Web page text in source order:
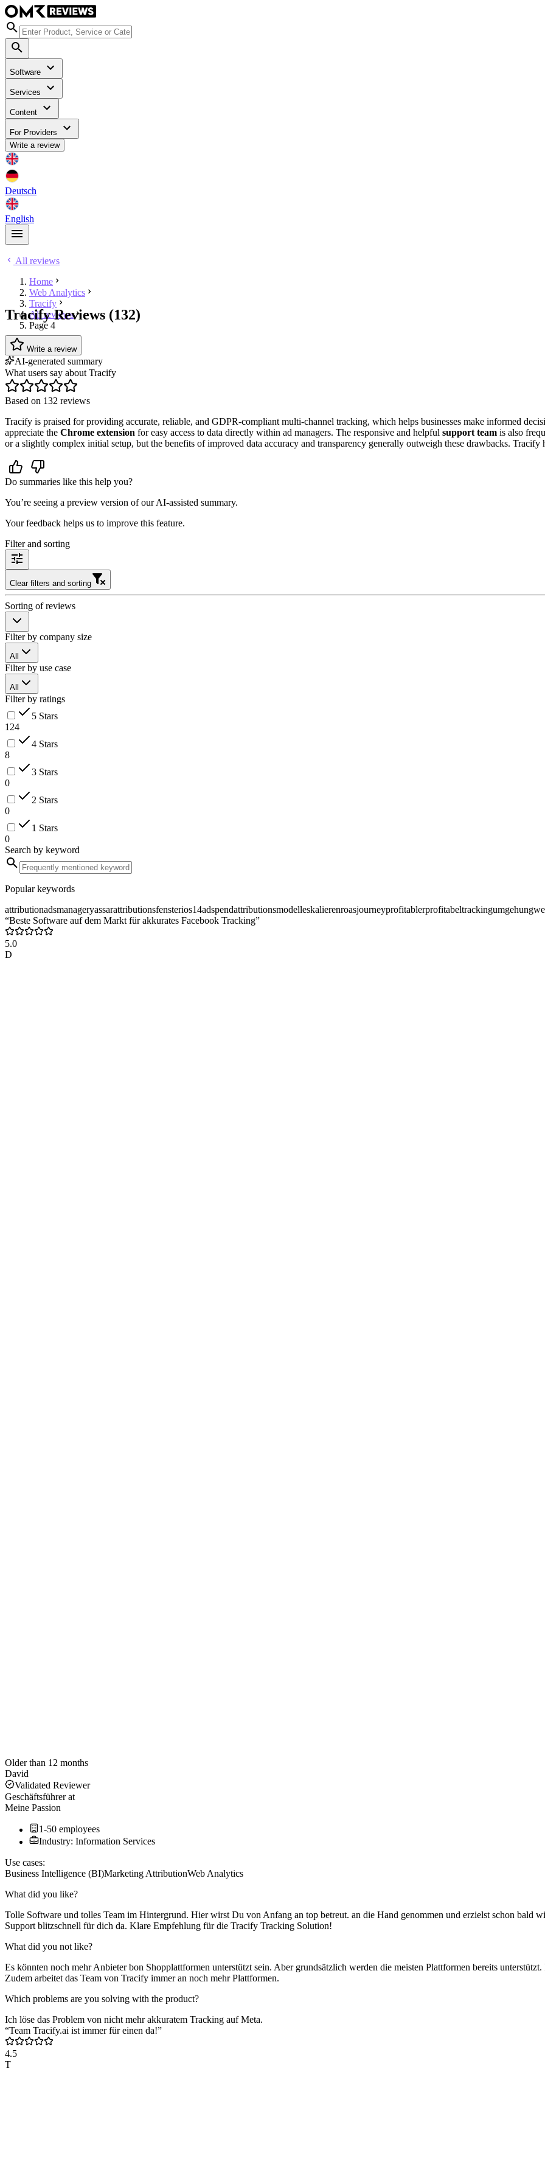
Software
Services
Content
For Providers
Write a review
Deutsch
English
All reviews
Home
Web Analytics
Tracify
All reviews
Page 4
Tracify Reviews (132)
Write a review
AI-generated summary
What users say about Tracify
Based on 132 reviews
Tracify is praised for providing accurate, reliable, and GDPR-compliant multi-channel tracking, which helps businesses make informed
appreciate the Chrome extension for easy access to data directly within ad managers. The responsive and helpful support team is also
or a slightly complex initial setup, but the benefits of improved data accuracy and transparency generally outweigh these drawbacks.
Do summaries like this help you?
You’re seeing a preview version of our AI-assisted summary.
Your feedback helps us to improve this feature.
Filter and sorting
Clear filters and sorting
Sorting of reviews
Filter by company size
All
Filter by use case
All
Filter by ratings
5 Stars
124
4 Stars
8
3 Stars
0
2 Stars
0
1 Stars
0
Search by keyword
Popular keywords
attributionadsmanageryassarattributionsfensterios14adspendattributionsmodelleskalierenroasjourneyprofitablerprofitabeltrackingumgehung
“Beste Software auf dem Markt für akkurates Facebook Tracking”
5.0
D
Older than 12 months
David
Validated Reviewer
Geschäftsführerat
Meine Passion
1-50 employees
Industry: Information Services
Use cases:
Business Intelligence (BI)Marketing AttributionWeb Analytics
What did you like?
Tolle Software und tolles Team im Hintergrund. Hier wirst Du von Anfang an top betreut. an die Hand genommen und erzielst schon bald
Support blitzschnell für dich da. Klare Empfehlung für die Tracify Tracking Solution!
What did you not like?
Es könnten noch mehr Anbieter bon Shopplattformen unterstützt sein. Aber grundsätzlich werden die meisten Plattformen bereits
Zudem arbeitet das Team von Tracify immer an noch mehr Plattformen.
Which problems are you solving with the product?
Ich löse das Problem von nicht mehr akkuratem Tracking auf Meta.
“Team Tracify.ai ist immer für einen da!”
4.5
T